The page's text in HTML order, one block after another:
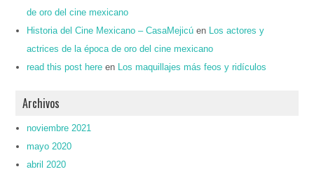
de oro del cine mexicano
Historia del Cine Mexicano – CasaMejicú en
Los actores y
actrices de la época de oro del cine mexicano
read this post here en Los maquillajes más feos y ridículos
Archivos
noviembre 2021
mayo 2020
abril 2020